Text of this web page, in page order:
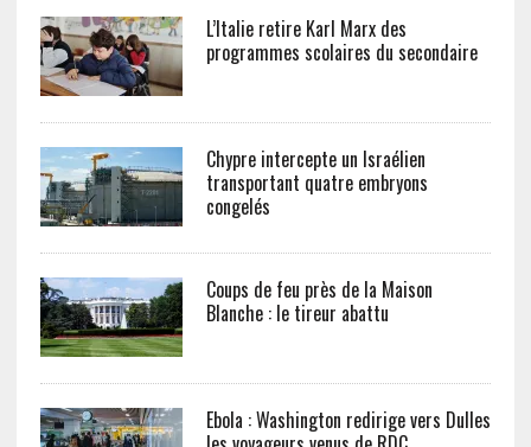
L’Italie retire Karl Marx des
programmes scolaires du secondaire
Chypre intercepte un Israélien
transportant quatre embryons
congelés
Coups de feu près de la Maison
Blanche : le tireur abattu
Ebola : Washington redirige vers Dulles